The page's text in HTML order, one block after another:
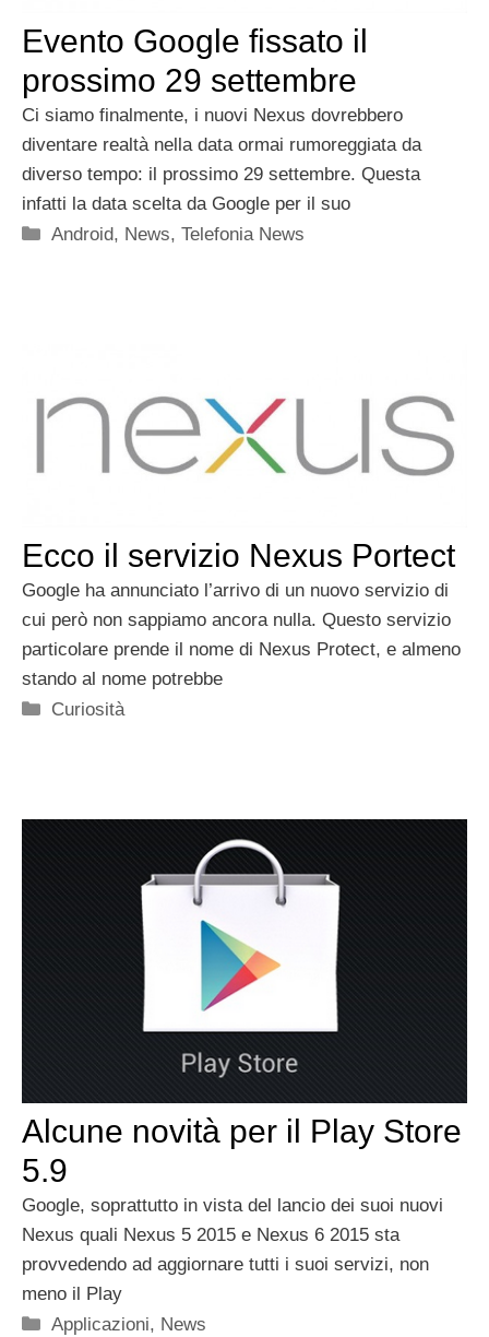
Evento Google fissato il
prossimo 29 settembre
Ci siamo finalmente, i nuovi Nexus dovrebbero
diventare realtà nella data ormai rumoreggiata da
diverso tempo: il prossimo 29 settembre. Questa
infatti la data scelta da Google per il suo
Categorie
Android, News,Telefonia News
Ecco il servizio Nexus Portect
Google ha annunciato l’arrivo di un nuovo servizio di
cui però non sappiamo ancora nulla. Questo servizio
particolare prende il nome di Nexus Protect, e almeno
stando al nome potrebbe
Categorie
Curiosità
Alcune novità per il Play Store
5.9
Google, soprattutto in vista del lancio dei suoi nuovi
Nexus quali Nexus 5 2015 e Nexus 6 2015 sta
provvedendo ad aggiornare tutti i suoi servizi, non
meno il Play
Categorie
Applicazioni, News